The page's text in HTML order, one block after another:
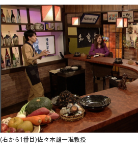
MGグッズ オンラインショップ
（外部サイト）
アクセス
キャンパス
案内
お問合わせ 取材・撮影
(右から1番目)佐々木雄一准教授